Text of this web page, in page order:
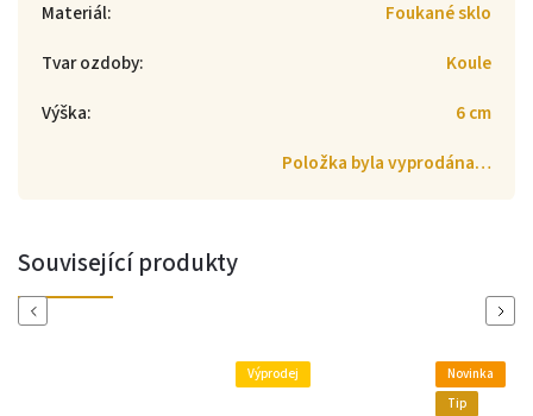
Materiál:
Foukané sklo
Tvar ozdoby:
Koule
Výška:
6 cm
Položka byla vyprodána…
Související produkty
Previous
Výprodej
Novinka
Tip
Next